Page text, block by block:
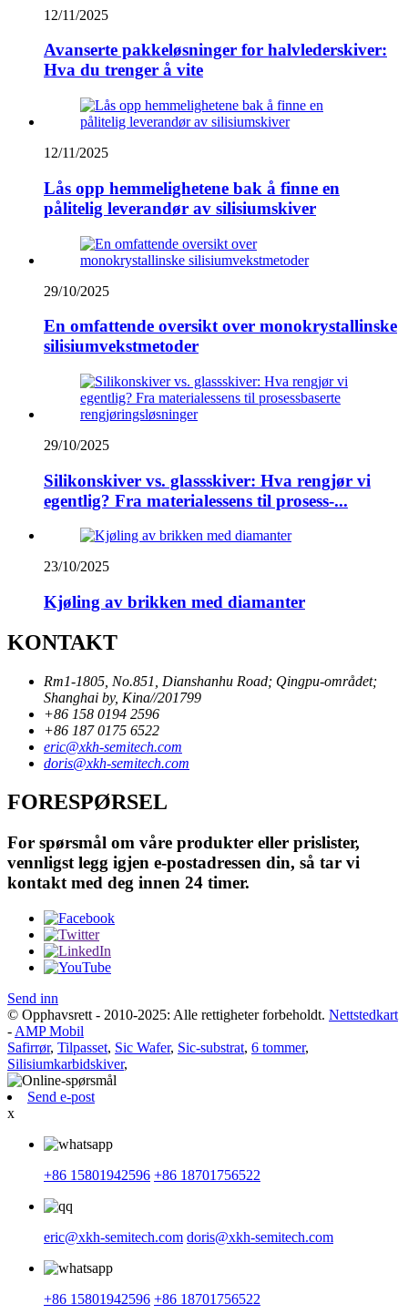
12/11/2025
Avanserte pakkeløsninger for halvlederskiver:
Hva du trenger å vite
12/11/2025
Lås opp hemmelighetene bak å finne en
pålitelig leverandør av silisiumskiver
29/10/2025
En omfattende oversikt over monokrystallinske
silisiumvekstmetoder
29/10/2025
Silikonskiver vs. glassskiver: Hva rengjør vi
egentlig? Fra materialessens til prosess-...
23/10/2025
Kjøling av brikken med diamanter
KONTAKT
Rm1-1805, No.851, Dianshanhu Road; Qingpu-området;
Shanghai by, Kina//201799
+86 158 0194 2596
+86 187 0175 6522
eric@xkh-semitech.com
doris@xkh-semitech.com
FORESPØRSEL
For spørsmål om våre produkter eller prislister,
vennligst legg igjen e-postadressen din, så tar vi
kontakt med deg innen 24 timer.
Send inn
© Opphavsrett - 2010-2025: Alle rettigheter forbeholdt. Nettstedkart
- AMP Mobil
Safirrør, Tilpasset, Sic Wafer, Sic-substrat, 6 tommer,
Silisiumkarbidskiver,
Send e-post
x
+86 15801942596 +86 18701756522
eric@xkh-semitech.com doris@xkh-semitech.com
+86 15801942596 +86 18701756522